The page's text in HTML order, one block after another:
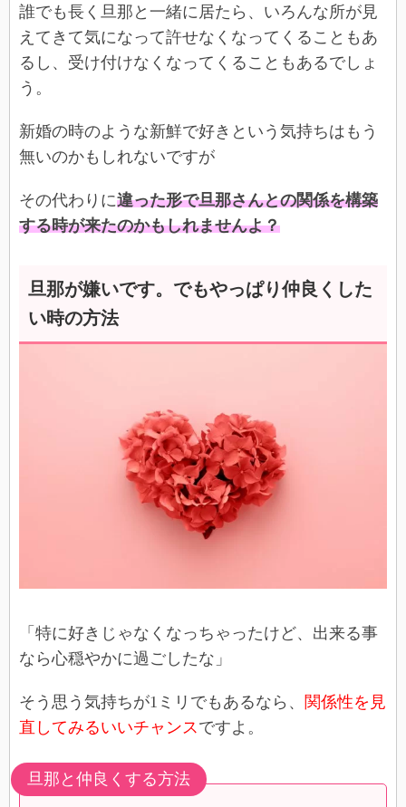
誰でも長く旦那と一緒に居たら、いろんな所が見
えてきて気になって許せなくなってくることもあ
るし、受け付けなくなってくることもあるでしょ
う。
新婚の時のような新鮮で好きという気持ちはもう
無いのかもしれないですが
その代わりに違った形で旦那さんとの関係を構築
する時が来たのかもしれませんよ？
旦那が嫌いです。でもやっぱり仲良くした
い時の方法
「特に好きじゃなくなっちゃったけど、出来る事
なら心穏やかに過ごしたな」
そう思う気持ちが1ミリでもあるなら、 関係性を見
直してみるいいチャンスですよ。
旦那と仲良くする方法